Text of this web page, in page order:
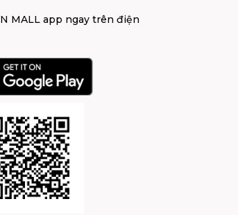
MALL app ngay trên điện